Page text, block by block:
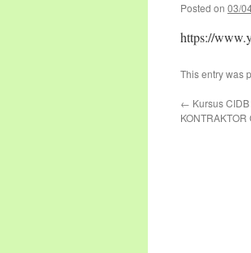
Posted on 03/
https://
This entry was
← Kursus